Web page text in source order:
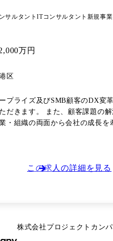
サルタントITコンサルタント 新規事
万円
区
プライズ及びSMB顧客のDX変
だきます。 また、顧客課題の
面から会社の成長を牽引していただきます。 アカウントマネジメント・顧客責任者業務
/ 施策立案 ・プロジェクト全体の品質
成および評価 ・組織運営に関する施策立案・推進 ・採
・戦略策定 ・事業立ち上げ後の推進・グロース施策の検討 ●案件事例 ①大手
この求人の詳細を見る
株式会社プロジェクトカン